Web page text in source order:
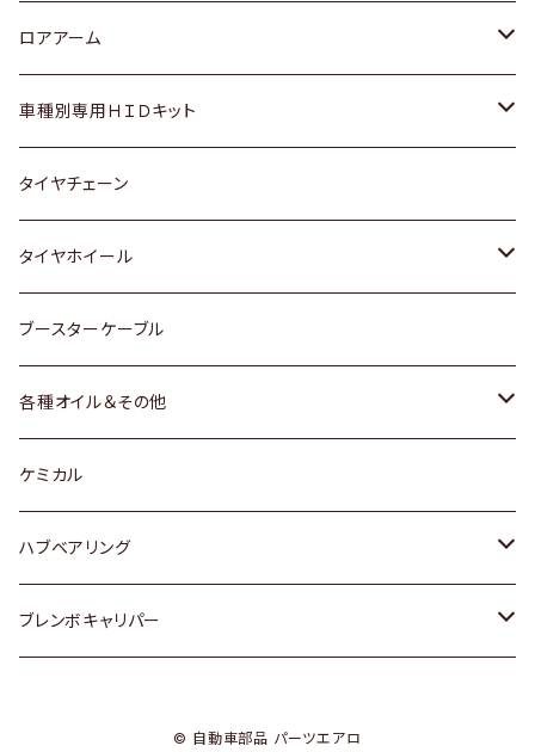
ダイハツ
マツダ
三菱
スバル
レクサス
日産
ダイハツ
マツダ
三菱
スバル
スズキ
日産
いすゞ
ダイハツ
マツダ
三菱
スバル
ホンダ
スズキ
日産
ダイハツ
スバル
トヨタ
ホンダ
スズキ
日産
ダイハツ
マツダ
ロアアーム
ホンダ
スズキ
日産
ダイハツ
マツダ
スバル
車種別専用ＨＩＤキット
トヨタ
マツダ
タイヤチェーン
タイヤホイール
トヨタ
ホンダ
スズキ
日産
ダイハツ
ブースターケーブル
各種オイル＆その他
ディーデル洗浄添加剤
ケミカル
ハブベアリング
トヨタ
ブレンボキャリパー
© 自動車部品 パーツエアロ